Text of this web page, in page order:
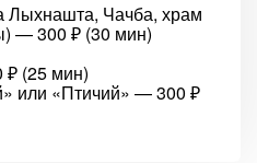
Чачба, храм
— 300 ₽ (30 мин)
(25 мин)
или «Птичий» — 300 ₽